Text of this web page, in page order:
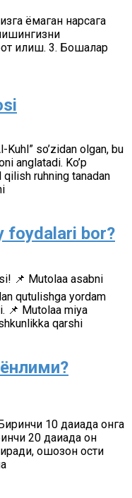
ёқмаган нарсага
қилиш. 3. Бошқалар
Kuhl” so’zidan olgan, bu
anglatadi. Ko’p
ruhning tanadan
foydalari bor?
📌 Mutolaa asabni
qutulishga yordam
📌 Mutolaa miya
qarshi
10 дақиқада қонга
20 дақиқада қон
ошқозон ости